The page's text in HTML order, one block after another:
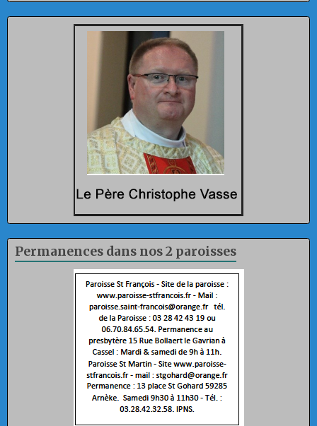
Permanences dans nos 2 paroisses